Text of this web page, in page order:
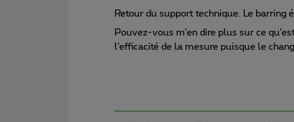
Retour du support technique. Le barring
Pouvez-vous m’en dire plus sur ce
l’efficacité de la mesure puisque le